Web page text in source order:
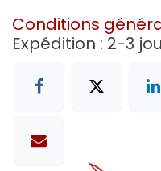
Conditions
Expédition : 2-3